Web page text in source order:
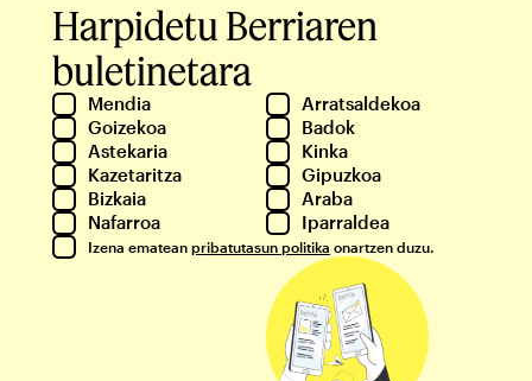
Harpidetu Berriaren
buletinetara
Mendia
Arratsaldekoa
Goizekoa
Badok
Astekaria
Kinka
Kazetaritza
Gipuzkoa
Bizkaia
Araba
Nafarroa
Iparraldea
Izena ematean pribatutasun politika onartzen duzu.